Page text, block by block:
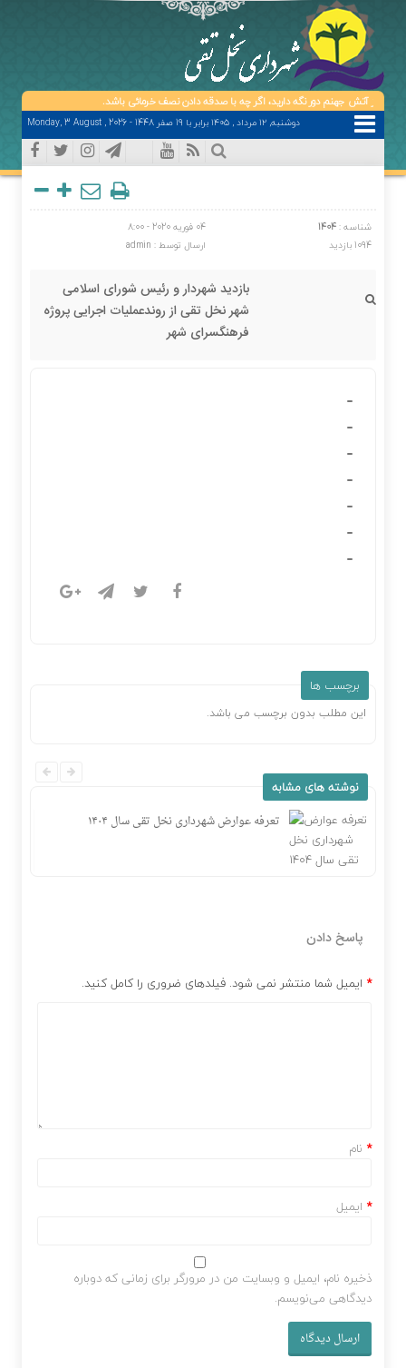
از آتش جهنم دور نگه دارید، اگر چه با صدقه دادن نصف خرمائی باشد.
دوشنبه, ۱۲ مرداد , ۱۴۰۵ برابر با 19 صفر 1448 - Monday, 3 August , 2026
شناسه :1404
04 فوریه 2020 - 8:00
1094 بازدید
ارسال توسط : admin
بازدید شهردار و رئیس شورای اسلامی
شهر نخل تقی از روندعملیات اجرایی پروژه
فرهنگسرای شهر
برچسب ها
این مطلب بدون برچسب می باشد.
نوشته های مشابه
تعرفه عوارض شهرداری نخل تقی سال ۱۴۰۴
پاسخ دادن
ایمیل شما منتشر نمی شود. فیلدهای ضروری را کامل کنید. *
نام *
ایمیل *
ذخیره نام، ایمیل و وبسایت من در مرورگر برای زمانی که دوباره
دیدگاهی می‌نویسم.